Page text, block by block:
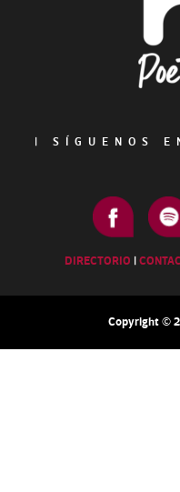
|
SÍGUENOS
DIRECTORIO |
Copyright ©